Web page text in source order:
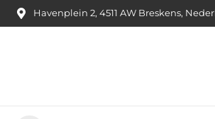
Havenplein 2, 4511 AW Breskens,